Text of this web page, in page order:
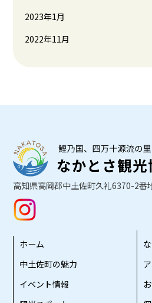
2023年1月
2022年11月
高知県高岡郡中土佐町久礼6370-2番
ホーム
中土佐町の魅力
イベント情報